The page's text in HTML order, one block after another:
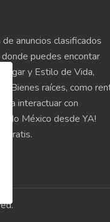
anuncios clasificados
puedes encontar
y Estilo de Vida,
Bienes raíces, como
a interactuar con
México desde YA!
Gratis.